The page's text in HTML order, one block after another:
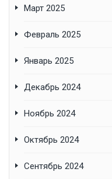
Март 2025
Февраль 2025
Январь 2025
Декабрь 2024
Ноябрь 2024
Октябрь 2024
Сентябрь 2024